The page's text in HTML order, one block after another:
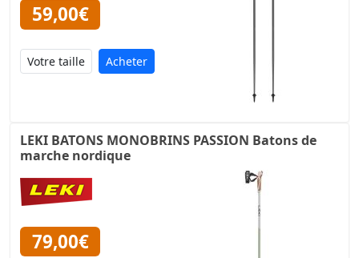
59,00€
Acheter
LEKI BATONS MONOBRINS PASSION Batons de
marche nordique
79,00€